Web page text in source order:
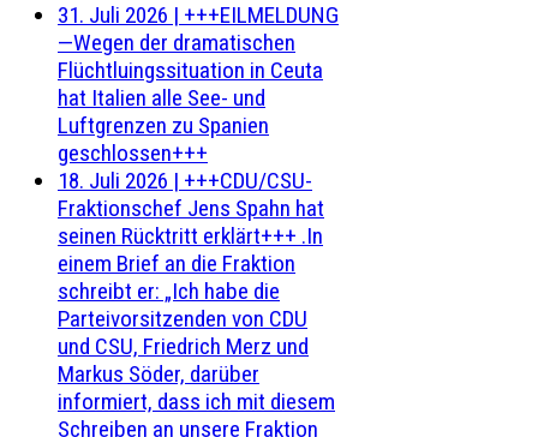
31. Juli 2026 | +++EILMELDUNG
—Wegen der dramatischen
Flüchtluingssituation in Ceuta
hat Italien alle See- und
Luftgrenzen zu Spanien
geschlossen+++
18. Juli 2026 | +++CDU/CSU-
Fraktionschef Jens Spahn hat
seinen Rücktritt erklärt+++ .In
einem Brief an die Fraktion
schreibt er: „Ich habe die
Parteivorsitzenden von CDU
und CSU, Friedrich Merz und
Markus Söder, darüber
informiert, dass ich mit diesem
Schreiben an unsere Fraktion